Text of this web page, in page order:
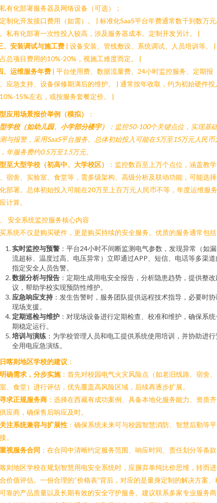
有化部署服务器及网络设备（可选）；
制化开发接口费用（如需）。 | 标准化SaaS平台年费通常数千到数万
私有化部署一次性投入较高，涉及服务器成本。定制开发另计。 |
、安装调试与施工费 | 设备安装、管线敷设、系统调试、人员培训等。
总项目费用的10%-20%，视施工难度而定。 |
、运维服务年费 | 平台使用费、数据流量费、24小时监控服务、定期报
应急支持、设备保修期满后的维护。 | 通常按年收取，约为初始硬件投
15%左右，或按服务套餐定价。 |
应用场景报价举例（模拟）
：
学校（如幼儿园、小学部分楼宇）
：监控50-100个关键点位，实现基
与报警，采用SaaS平台服务。总体初始投入可能在5万至15万元人民币
年服务费约0.5万至1.5万元。
至大型学校（初高中、大学校区）
：监控数百至上万个点位，涵盖教学
宿舍、实验室、食堂等，需多级架构、高级分析及联动功能，可能选
部署。总体初始投入可能在20万至上百万元人民币不等，年度运维服
计算。
安全系统监控服务核心内容
系统不仅是购买硬件，更是购买持续的安全服务。优质的服务通常包
实时监控与预警 ：平台24小时不间断监测电气参数，发现异常（如
流超标、温度过高、电压异常）立即通过APP、短信、电话等多渠道
指定安全人员告警。
数据分析与报告 ：定期生成用电安全报告，分析隐患趋势，提供整改
议，帮助学校实现预防性维护。
应急响应支持 ：发生告警时，服务团队提供远程技术指导，必要时协
现场支援。
定期巡检与维护 ：对现场设备进行定期检查、校准和维护，确保系统
期稳定运行。
培训与演练 ：为学校管理人员和电工提供系统使用培训，并协助进行
全用电应急演练。
喀则地区学校的建议 ：
明确需求，分步实施：首先对校园电气火灾风险点（如老旧线路、宿舍
、食堂）进行评估，优先覆盖高风险区域，后续再逐步扩展。
寻求正规服务商 ：选择在西藏有成功案例、具备本地化服务能力、资质
应商，确保售后响应及时。
关注系统兼容与扩展性 ：确保系统未来可与校园智慧消防、智慧后勤等
。
重视服务合同 ：在合同中清晰约定服务范围、响应时间、责任划分等条
则地区学校在规划智慧用电安全系统时，应摒弃单纯比价思维，转而
价值评估。一份合理的“价格表”背后，对应的是量身定制的解决方案、
靠的产品质量以及长期有效的安全守护服务。建议联系多家专业服务